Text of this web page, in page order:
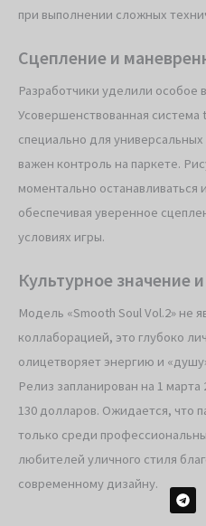
при выполнении сложных
Сцепление и
Разработчики уделили особое
Усовершенствованная система
специально для
важен контроль на паркете.
моментально
обеспечивая уверенное
условиях игры.
Культурное значение
Модель «Smooth Soul Vol.2» не
коллаборацией, это глубоко
олицетворяет энергию и
Релиз запланирован на 1
130 долларов. Ожидается, что
только среди
любителей уличного стиля
современному дизайну.